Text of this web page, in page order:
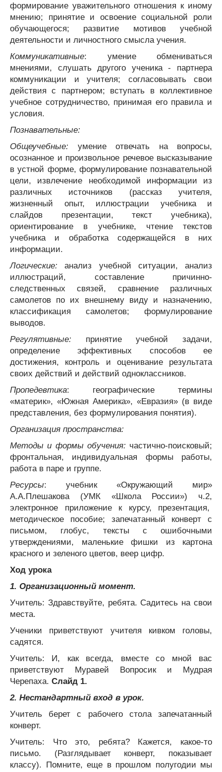
формирование уважительного отношения к иному
мнению; принятие и освоение социальной роли
обучающегося; развитие мотивов учебной
деятельно­сти и личностного смысла учения.
Коммуникативные: умение обмениваться
мнениями, слушать другого ученика - партнера
коммуникации и учителя; согласовывать свои
действия с партнером; вступать в коллективное
учебное сотрудничество, принимая его правила и
условия.
Познавательные:
Общеучебные: умение отвечать на вопросы,
осознанное и произвольное речевое высказывание
в устной форме, формулирование познавательной
цели, извлечение необходимой информации из
различных источников (рассказ учителя,
жизненный опыт, иллюстрации учебника и
слайдов презентации, текст учебника),
ориентирование в учебнике, чтение текстов
учебника и обработка содержащейся в них
информации.
Логические: анализ учебной ситуации, анализ
иллюстраций, составление причинно-
следственных связей, сравнение различных
самолетов по их внешнему виду и назначению,
классификация самолетов; формулирование
выводов.
Регулятивные: принятие учебной задачи,
определение эффективных способов ее
достижения, контроль и оценивание результата
своих действий и действий одноклассников.
Пропедевтика: географические термины
«материк», «Южная Америка», «Евразия» (в виде
представления, без формулирования понятия).
Организация пространства:
Методы и формы обучения: частично-поисковый;
фронтальная, индивидуальная формы работы,
работа в паре и группе.
Ресурсы: учебник «Окружающий мир»
А.А.Плешакова (УМК «Школа России») ч.2,
электронное приложение к курсу, презентация,
методическое пособие; запечатанный конверт с
письмом, глобус, тексты с ошибочными
утверждениями, маленькие фишки из картона
красного и зеленого цветов, веер цифр.
Ход урока
1. Организационный момент.
Учитель: Здравствуйте, ребята. Садитесь на свои
места.
Ученики приветствуют учителя кивком головы,
садятся.
Учитель: И, как всегда, вместе со мной вас
приветствуют Муравей Вопросик и Мудрая
Черепаха. Слайд 1.
2. Нестандартный вход в урок.
Учитель берет с рабочего стола запечатанный
конверт.
Учитель: Что это, ребята? Кажется, какое-то
письмо. (Разглядывает конверт, показывает
классу). Помните, еще в прошлом полугодии мы